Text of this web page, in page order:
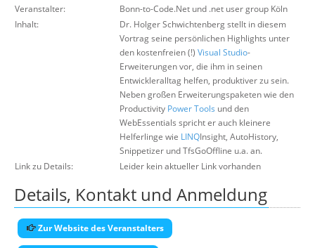
Veranstalter:
Bonn-to-Code.Net und .net user group Köln
Inhalt:
Dr. Holger Schwichtenberg stellt in diesem
Vortrag seine persönlichen Highlights unter
den kostenfreien (!) Visual Studio-
Erweiterungen vor, die ihm in seinen
Entwickleralltag helfen, produktiver zu sein.
Neben großen Erweiterungspaketen wie den
Productivity Power Tools und den
WebEssentials spricht er auch kleinere
Helferlinge wie LINQInsight, AutoHistory,
Snippetizer und TfsGoOffline u.a. an.
Link zu Details:
Leider kein aktueller Link vorhanden
Details, Kontakt und Anmeldung
Zur Website des Veranstalters